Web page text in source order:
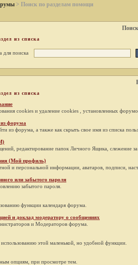
> Поиск по разделам помощи
из списка
для поиска
из списка
cookies и удаление cookies , установленных
форума
из форума, а также как скрыть свое имя из списка
редактирование папок Личного Ящика, слежение
(Мой профиль)
и персональной информации, аватаров, подписи,
или забытого пароля
забытого пароля.
функции календаря форума.
и доклад модератору о сообщениях
и Модераторов форума.
этой маленькой, но удобной функции.
опциям, при просмотре тем.